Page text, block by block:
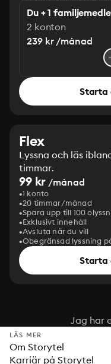
Du + 1
2 konton
239 kr /månad
Starta
Flex
Lyssna och läs
timmar.
99 kr /månad
1 konto
20 timmar/månad
Spara upp till 100
Exklusivt innehåll
Avsluta när du vill
Obegränsad lyssning
Starta
Jag har
LÄS MER
Om Storytel
Karriär på Storytel